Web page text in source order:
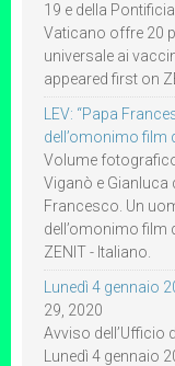
19 e della
Vaticano offre 20
universale ai
appeared first on
LEV: “Papa
dell’omonimo film
Volume
Viganò e Gianluca
Francesco. Un
dell’omonimo film
ZENIT - Italiano.
Lunedì 4 gennaio
29, 2020
Avviso dell’Ufficio
Lunedì 4 gennaio